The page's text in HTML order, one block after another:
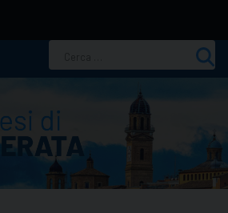
per: